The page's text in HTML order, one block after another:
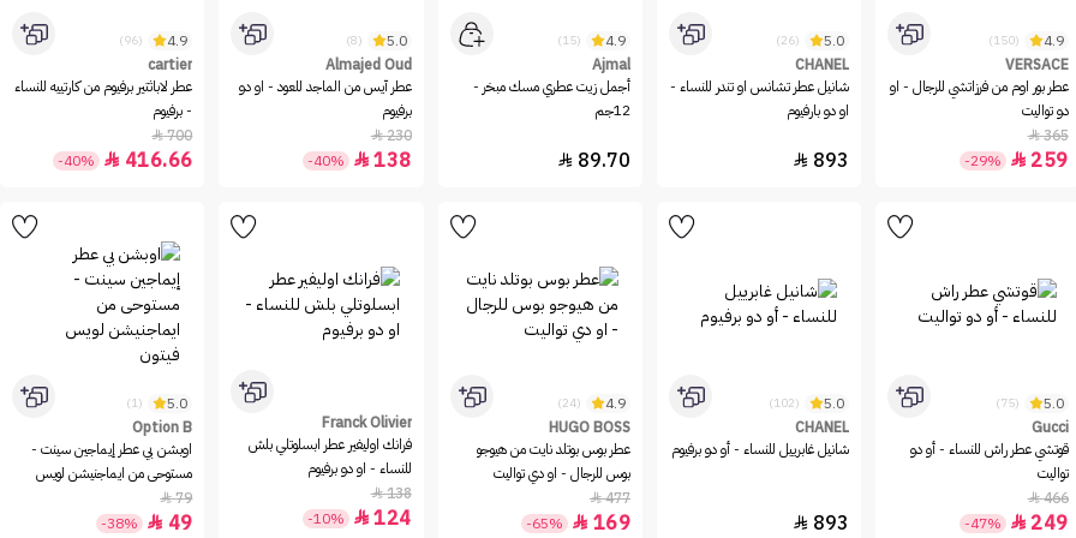
4.9
(150)
VERSACE
عطر بور اوم من فرزاتشي للرجال - او
دو تواليت
365

259

-29%
5.0
(26)
CHANEL
شانيل عطر تشانس او تندر للنساء -
او دو بارفيوم
893

4.9
(15)
Ajmal
أجمل زيت عطري مسك مبخر -
12جم
89.70

5.0
(8)
Almajed Oud
عطر آيس من الماجد للعود - او دو
برفيوم
230

138

-40%
4.9
(96)
cartier
عطر لاباثتير برفيوم من كارتييه للنساء
- برفيوم
700

416.66

-40%
5.0
(75)
Gucci
قوتشي عطر راش للنساء - أو دو
تواليت
466

249

-47%
5.0
(102)
CHANEL
شانيل غابرييل للنساء - أو دو برفيوم
893

4.9
(24)
HUGO BOSS
عطر بوس بوتلد نايت من هيوجو
بوس للرجال - او دي تواليت
477

169

-65%
Franck Olivier
فرانك اوليفير عطر ابسلوتلي بلش
للنساء - او دو برفيوم
138

124

-10%
5.0
(1)
Option B
اوبشن بي عطر إيماجين سينت -
مستوحى من ايماجنيشن لويس
فيتون
79

49

-38%